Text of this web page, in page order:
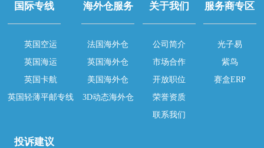
国际专线
英国空运
英国海运
英国卡航
英国轻薄平邮专线
海外仓服务
法国海外仓
英国海外仓
美国海外仓
3D动态海外仓
关于我们
公司简介
市场合作
开放职位
荣誉资质
联系我们
服务商专区
光子易
紫鸟
赛盒ERP
投诉建议